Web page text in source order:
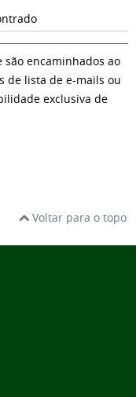
são encaminhados ao
de lista de e-mails ou
exclusiva de
Voltar para o topo